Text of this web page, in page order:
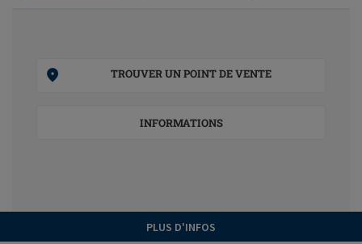
TROUVER UN POINT DE VENTE
INFORMATIONS
PLUS D'INFOS